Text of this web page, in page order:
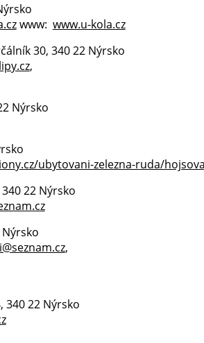
www: www.u-kola.cz
30, 340 22 Nýrsko
,
Nýrsko
ubytovani-zelezna-ruda/
340 22 Nýrsko
Nýrsko
,
340 22 Nýrsko